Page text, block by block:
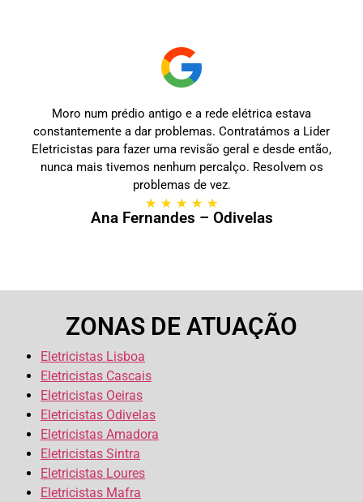
Moro num prédio antigo e a rede elétrica estava
constantemente a dar problemas. Contratámos a Lider
Eletricistas para fazer uma revisão geral e desde então,
nunca mais tivemos nenhum percalço. Resolvem os
problemas de vez.
★ ★ ★ ★ ★
Ana Fernandes – Odivelas
ZONAS DE ATUAÇÃO
Eletricistas Lisboa
Eletricistas Cascais
Eletricistas Oeiras
Eletricistas Odivelas
Eletricistas Amadora
Eletricistas Sintra
Eletricistas Loures
Eletricistas Mafra